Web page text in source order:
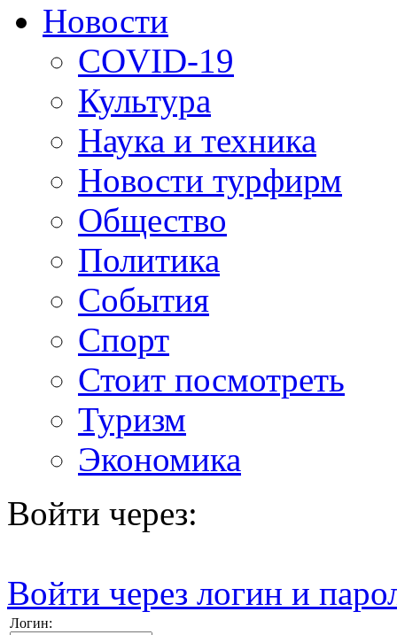
Новости
COVID-19
Культура
Наука и техника
Новости турфирм
Общество
Политика
События
Спорт
Стоит посмотреть
Туризм
Экономика
Войти через:
Войти через логин и
Логин: